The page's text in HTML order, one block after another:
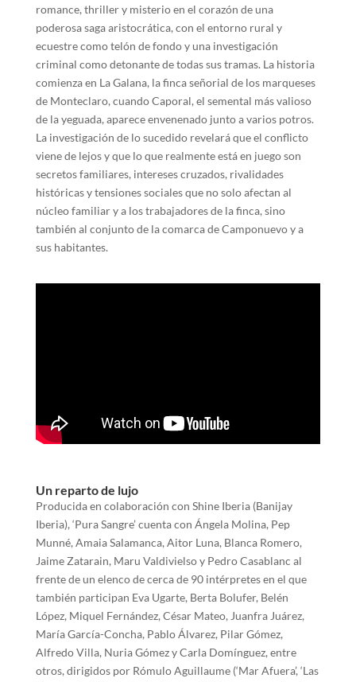
romance, thriller y misterio en el corazón de una
poderosa saga aristocrática, con el entorno rural y
ecuestre como telón de fondo y una investigación
criminal como detonante de todas sus tramas. La historia
comienza en La Galana, la finca señorial de los marqueses
de Monteclaro, cuando Caporal, el semental más valioso
de la yeguada, aparece envenenado junto a varios potros.
La investigación de lo sucedido revelará que el conflicto
viene de lejos y que lo que realmente está en juego son
secretos familiares, intereses cruzados, rivalidades
históricas y tensiones sociales que no solo afectan al
núcleo familiar y a los trabajadores de la finca, sino
también al conjunto de la comarca de Camponuevo y a
sus habitantes.
Un reparto de lujo
Producida en colaboración con Shine Iberia (Banijay
Iberia), ‘Pura Sangre’ cuenta con Ángela Molina, Pep
Munné, Amaia Salamanca, Aitor Luna, Blanca Romero,
Jaime Zatarain, Maru Valdivielso y Pedro Casablanc al
frente de un elenco de cerca de 90 intérpretes en el que
también participan Eva Ugarte, Berta Bolufer, Belén
López, Miquel Fernández, César Mateo, Juanfra Juárez,
María García-Concha, Pablo Álvarez, Pilar Gómez,
Alfredo Villa, Nuria Gómez y Carla Domínguez, entre
otros, dirigidos por Rómulo Aguillaume (‘Mar Afuera’, ‘Las